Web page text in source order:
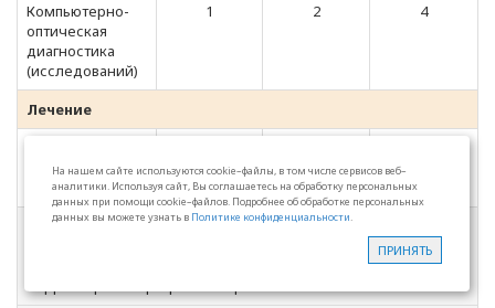
На нашем сайте используются cookie–файлы, в том числе сервисов веб–
аналитики. Используя сайт, Вы соглашаетесь на обработку персональных
данных при помощи cookie–файлов. Подробнее об обработке персональных
данных вы можете узнать в Политике конфиденциальности.
ПРИНЯТЬ
Компьютерно-
оптическая
диагностика
(исследований)
1 2 4
Лечение
занятие с
инструктором
Занятие лфк включает:
Запись на прием